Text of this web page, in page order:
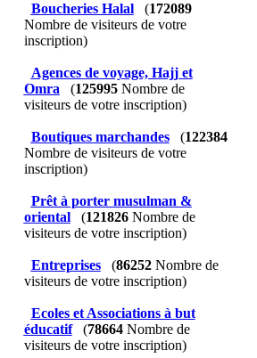
Boucheries Halal (172089
Nombre de visiteurs de votre
inscription)
Agences de voyage, Hajj et
Omra
(125995Nombre de
visiteurs de votre inscription)
Boutiques marchandes (122384
Nombre de visiteurs de votre
inscription)
Prêt à porter musulman &
oriental
(121826Nombre de
visiteurs de votre inscription)
Entreprises (86252Nombre de
visiteurs de votre inscription)
Ecoles et Associations à but
éducatif
(78664Nombre de
visiteurs de votre inscription)